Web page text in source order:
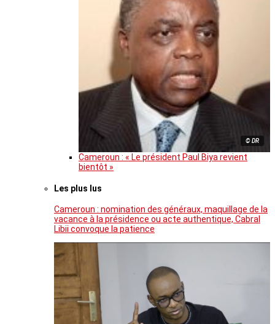
© DR
Cameroun : « Le président Paul Biya revient
bientôt »
Les plus lus
Cameroun : nomination des généraux, maquillage de la
vacance à la présidence ou acte authentique, Cabral
Libii convoque la patience